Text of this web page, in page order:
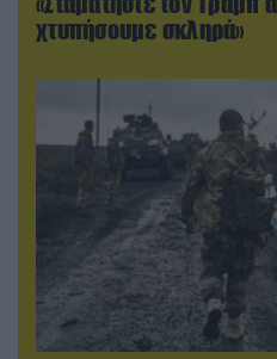
χτυπήσουμε σκληρά»